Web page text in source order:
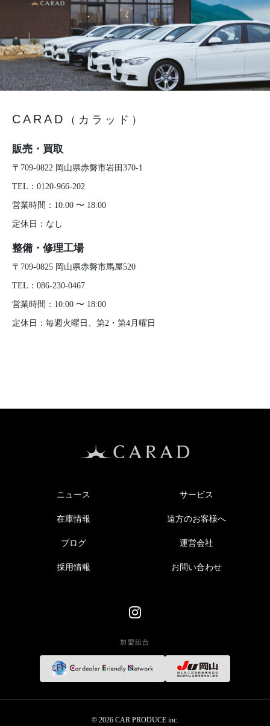
CARAD （カラッド）
販売・買取
〒709-0822 岡山県赤磐市岩田370-1
TEL： 0120-966-202
営業時間：10:00 〜 18:00
定休日：なし
整備・修理工場
〒709-0825 岡山県赤磐市馬屋520
TEL： 086-230-0467
営業時間：10:00 〜 18:00
定休日：毎週火曜日、第2・第4月曜日
ニュース サービス
在庫情報 遠方のお客様へ
ブログ 運営会社
採用情報 お問い合わせ
加盟組合
© 2026 CAR PRODUCE inc.